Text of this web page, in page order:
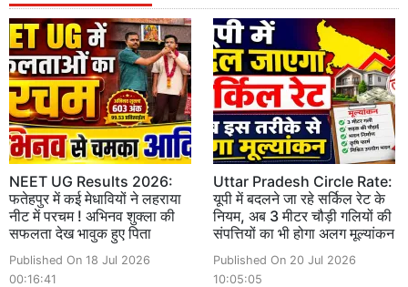
NEET UG Results 2026:
फतेहपुर में कई मेधावियों ने लहराया
नीट में परचम ! अभिनव शुक्ला की
सफलता देख भावुक हुए पिता
Published On 18 Jul 2026
00:16:41
Uttar Pradesh Circle Rate:
यूपी में बदलने जा रहे सर्किल रेट के
नियम, अब 3 मीटर चौड़ी गलियों की
संपत्तियों का भी होगा अलग मूल्यांकन
Published On 20 Jul 2026
10:05:05